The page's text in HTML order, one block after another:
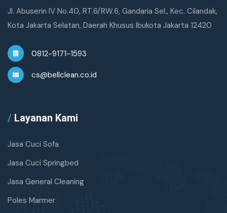
Jl. Abuserin IV No.40, RT.6/RW.6, Gandaria Sel., Kec. Cilandak,
Kota Jakarta Selatan, Daerah Khusus Ibukota Jakarta 12420
0812-9171-1593
cs@bellclean.co.id
/ Layanan Kami
Jasa Cuci Sofa
Jasa Cuci Springbed
Jasa General Cleaning
Poles Marmer